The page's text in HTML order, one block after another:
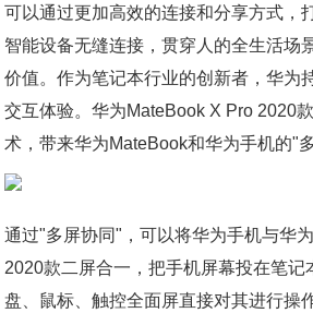
可以通过更加高效的连接和分享方式，
智能设备无缝连接，贯穿人的全生活场
价值。作为笔记本行业的创新者，华为
交互体验。华为MateBook X Pro 2020
术，带来华为MateBook和华为手机的"
通过"多屏协同"，可以将华为手机与华
2020款二屏合一，把手机屏幕投在笔记
盘、鼠标、触控全面屏直接对其进行操